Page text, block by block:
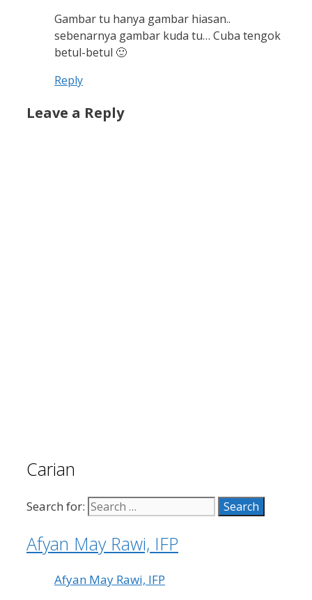
Gambar tu hanya gambar hiasan..
sebenarnya gambar kuda tu… Cuba tengok
betul-betul 🙂
Reply
Leave a Reply
Carian
Search for:
Afyan May Rawi, IFP
Afyan May Rawi, IFP